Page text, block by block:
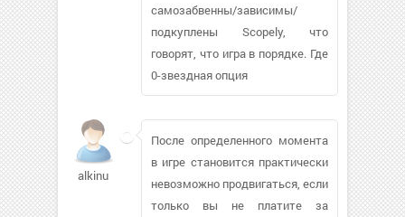
самозабвенны/зависимы/
подкуплены Scopely, что
говорят, что игра в порядке. Где
0-звездная опция
alkinu
После определенного момента
в игре становится практически
невозможно продвигаться, если
только вы не платите за